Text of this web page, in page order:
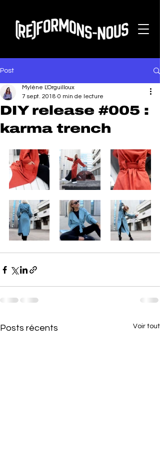
Post
DIY release #005 :
karma trench
Mylène L'Orguilloux
7 sept. 2018 0 min de lecture
Posts récents Voir tout